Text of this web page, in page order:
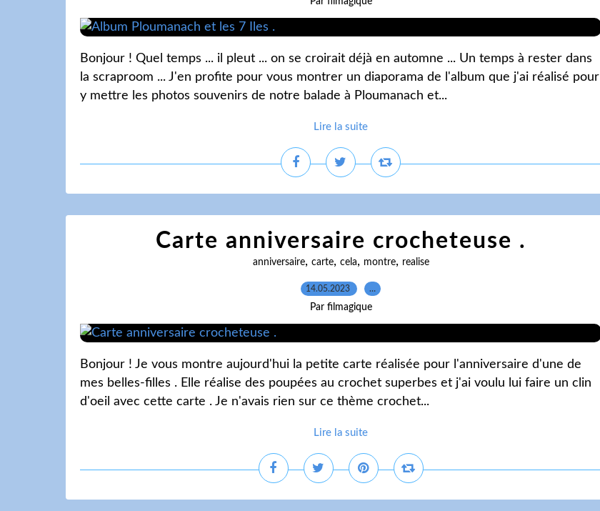
Bonjour ! Quel temps ... il pleut ... on se croirait déjà en automne ... Un temps à rester dans
la scraproom ... J'en profite pour vous montrer un diaporama de l'album que j'ai réalisé pour
y mettre les photos souvenirs de notre balade à Ploumanach et...
Lire la suite
Carte anniversaire crocheteuse .
anniversaire, carte, cela, montre, realise
14.05.2023 …
Par filmagique
Bonjour ! Je vous montre aujourd'hui la petite carte réalisée pour l'anniversaire d'une de
mes belles-filles . Elle réalise des poupées au crochet superbes et j'ai voulu lui faire un clin
d'oeil avec cette carte . Je n'avais rien sur ce thème crochet...
Lire la suite